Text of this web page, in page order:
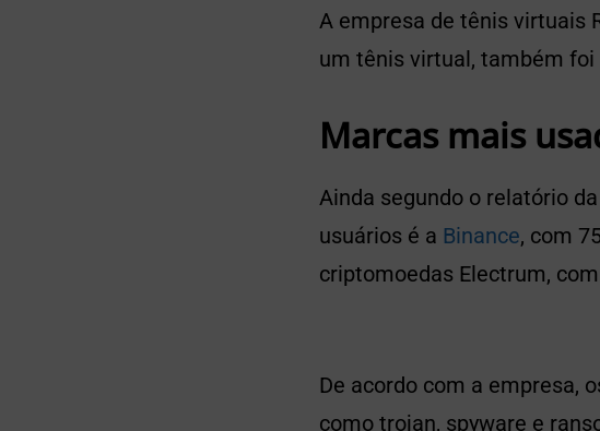
A empresa de tênis virtuais
um tênis virtual, também foi
Marcas mais
Ainda segundo o relatório
usuários é a Binance, com
criptomoedas Electrum,
De acordo com a empresa,
como trojan, spyware e